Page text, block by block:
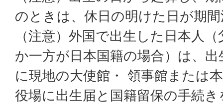
のときは、休日の明けた日が期
（注意）外国で出生した日本人
か一方が日本国籍の場合）は、
に現地の大使館・ 領事館または
役場に出生届と国籍留保の手続